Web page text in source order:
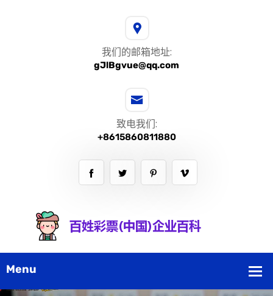
我们的邮箱地址:
gJlBgvue@qq.com
致电我们:
+8615860811880